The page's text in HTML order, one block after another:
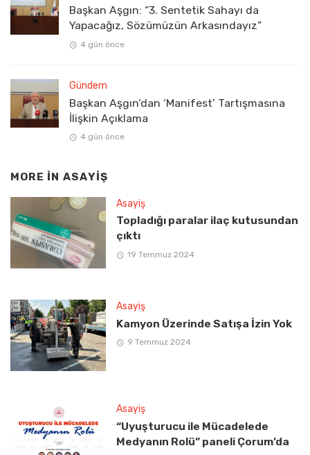
Başkan Aşgın: “3. Sentetik Sahayı da
Yapacağız, Sözümüzün Arkasındayız”
4 gün önce
Gündem
Başkan Aşgın’dan ‘Manifest’ Tartışmasına
İlişkin Açıklama
4 gün önce
MORE IN ASAYIŞ
Asayiş
Topladığı paralar ilaç kutusundan
çıktı
19 Temmuz 2024
Asayiş
Kamyon Üzerinde Satışa İzin Yok
9 Temmuz 2024
Asayiş
“Uyuşturucu ile Mücadelede
Medyanın Rolü” paneli Çorum’da